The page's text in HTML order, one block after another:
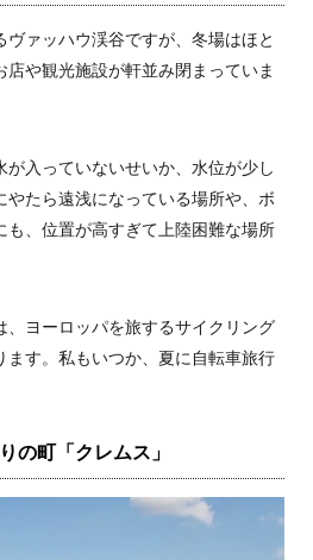
ヴァッハウ渓谷ですが、冬場はほと
店や観光施設が軒並み閉まっていま
が入っていないせいか、水位が少し
やたら遠浅になっている場所や、ボ
も、位置が高すぎて上陸困難な場所
、ヨーロッパを旅するサイクリング
ます。私もいつか、夏に自転車旅行
の町「クレムス」